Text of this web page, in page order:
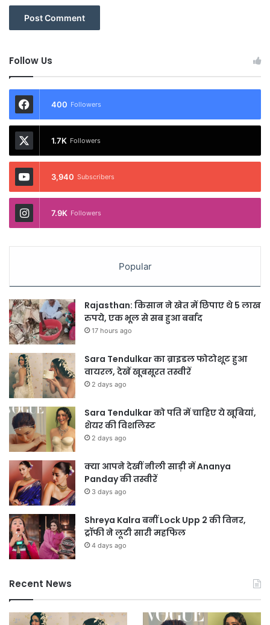
Follow Us
400 Followers
1.7K Followers
3,940 Subscribers
7.9K Followers
Popular
Rajasthan: किसान ने खेत में छिपाए थे 5 लाख
रुपये, एक भूल से सब हुआ बर्बाद
17 hours ago
Sara Tendulkar का ब्राइडल फोटोशूट हुआ
वायरल, देखें खूबसूरत तस्वीरें
2 days ago
Sara Tendulkar को पति में चाहिए ये खूबियां,
शेयर की विशलिस्ट
2 days ago
क्या आपने देखीं नीली साड़ी में Ananya
Panday की तस्वीरें
3 days ago
Shreya Kalra बनीं Lock Upp 2 की विनर,
ट्रॉफी ने लूटी सारी महफिल
4 days ago
Recent News